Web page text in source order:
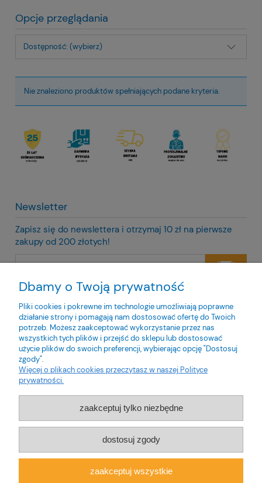
Opcje przeglądania
Dostępność: (wybierz)
Nie znaleziono produktów spełniających podane kryteria.
Newsletter
Zapisz się do newslettera i otrzymaj 10 zł na pierwsze
zakupy od 200 złotych!
Twoje dane będą przetwarzane zgodnie z nasząpolityką
prywatności
Pomoc
Moje konto
Dbamy o Twoją prywatność
Pliki cookies i pokrewne im technologie umożliwiają poprawne
działanie strony i pomagają nam dostosować ofertę do Twoich
potrzeb. Możesz zaakceptować wykorzystanie przez nas
wszystkich tych plików i przejść do sklepu lub dostosować
użycie plików do swoich preferencji, wybierając opcję "Dostosuj
zgody".
Więcej o plikach cookies przeczytasz w naszej Polityce
prywatności.
zaakceptuj tylko niezbędne
dostosuj zgody
zaakceptuj wszystkie